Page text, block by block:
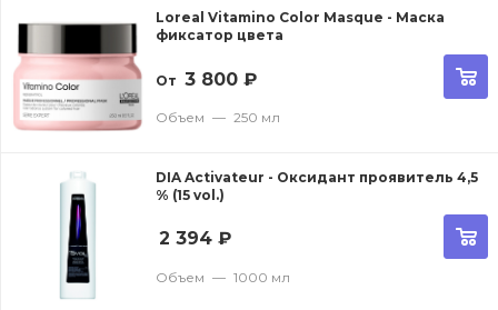
Loreal Vitamino Color Masque - Маска
фиксатор цвета
От 3 800 ₽
Объем — 250 мл
DIA Activateur - Оксидант проявитель 4,5
% (15 vol.)
2 394 ₽
Объем — 1000 мл